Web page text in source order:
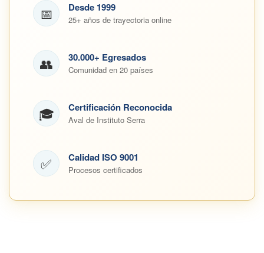
📅 Desde 1999
25+ años de trayectoria online
👥 30.000+ Egresados
Comunidad en 20 países
🎓 Certificación Reconocida
Aval de Instituto Serra
✅ Calidad ISO 9001
Procesos certificados